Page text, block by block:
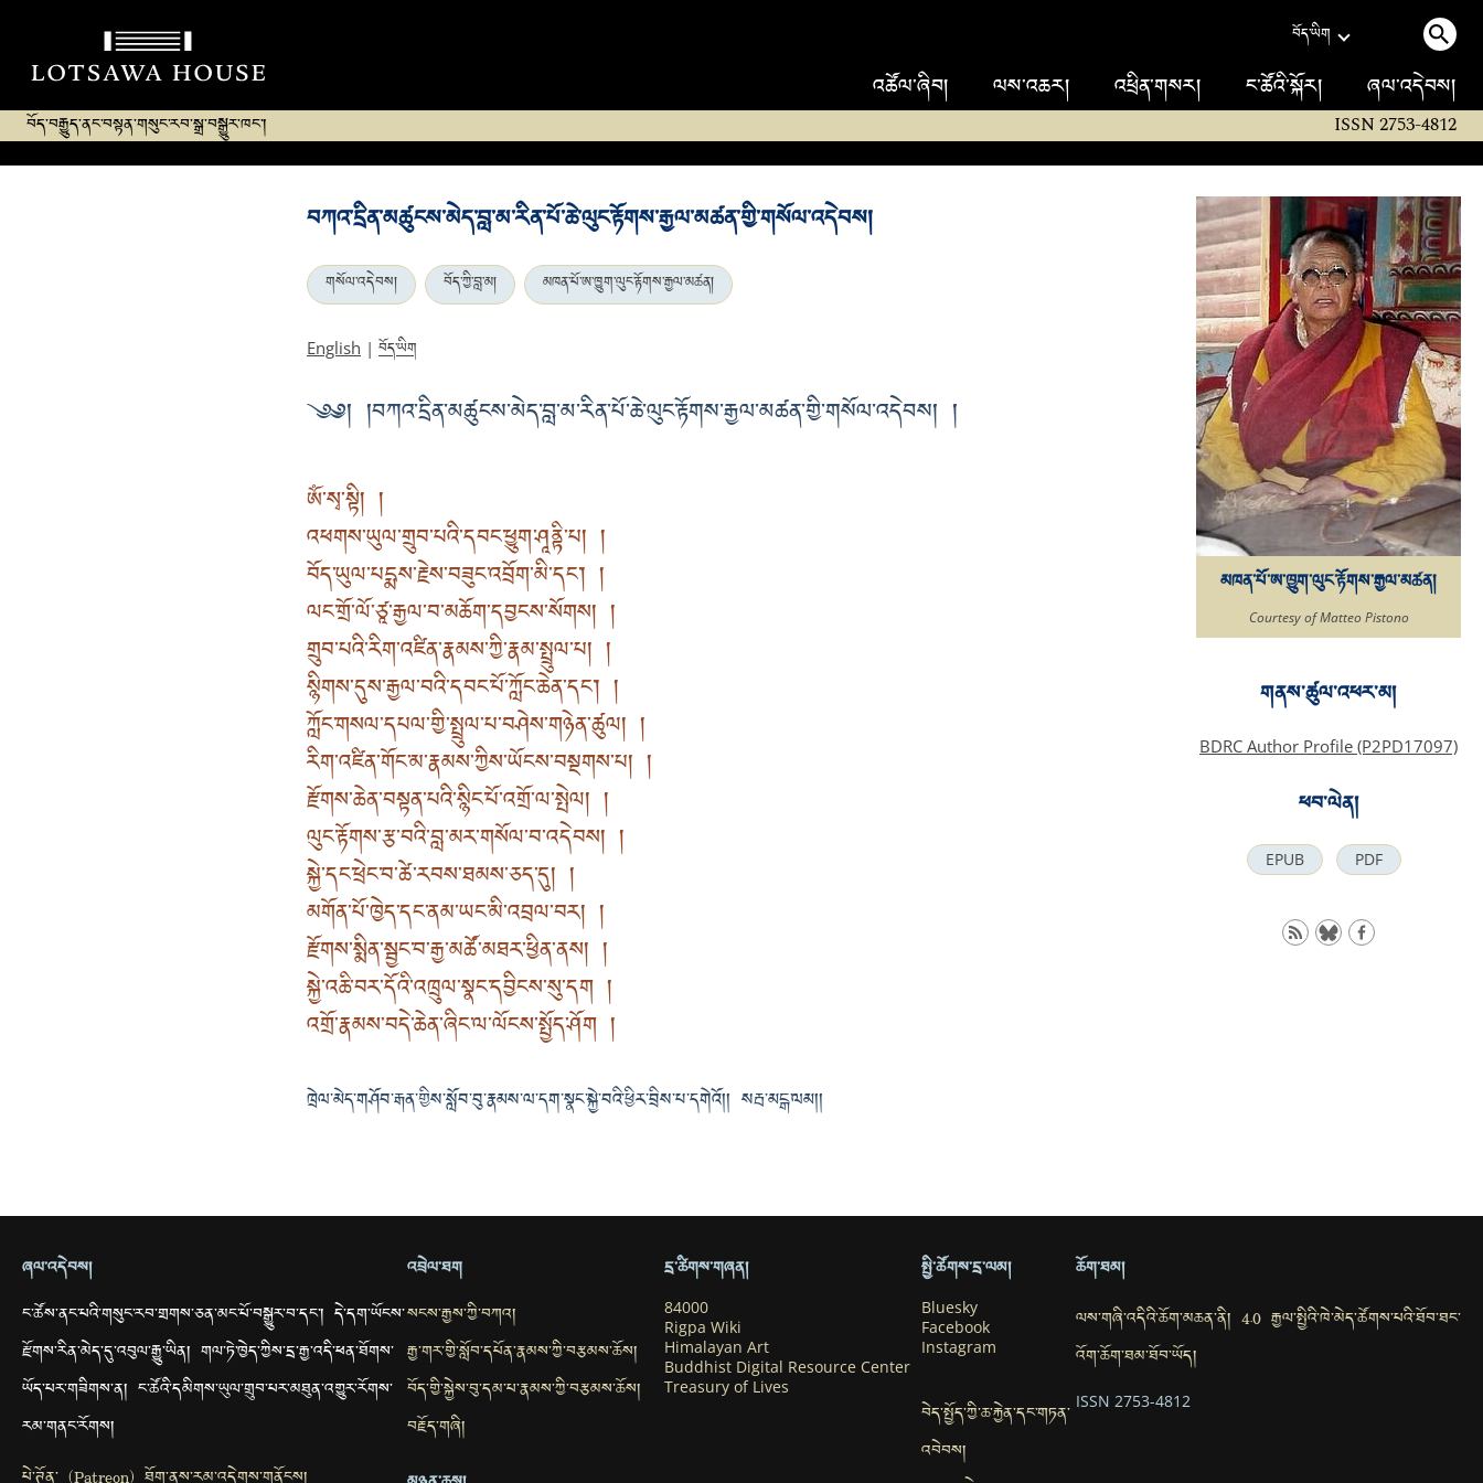
བོད་ཡིག
འཚོལ་ཞིབ། ལས་འཆར། འཕྲིན་གསར། ང་ཚོའི་སྐོར། ཞལ་འདེབས།
བོད་བརྒྱུད་ནང་བསྟན་གསུང་རབ་སྒྲ་བསྒྱུར་ཁང་། ISSN 2753-4812
བཀའ་དྲིན་མཚུངས་མེད་བླ་མ་རིན་པོ་ཆེ་ལུང་རྟོགས་རྒྱལ་མཚན་གྱི་གསོལ་འདེབས།
གསོལ་འདེབས། བོད་ཀྱི་བླ་མ། མཁན་པོ་ཨ་ཁྱུག་ལུང་རྟོགས་རྒྱལ་མཚན།
English | བོད་ཡིག
༄༅། །བཀའ་དྲིན་མཚུངས་མེད་བླ་མ་རིན་པོ་ཆེ་ལུང་རྟོགས་རྒྱལ་མཚན་གྱི་གསོལ་འདེབས། །
ཨོཾ་སྭ་སྟི། །
འཕགས་ཡུལ་གྲུབ་པའི་དབང་ཕྱུག་ཤཱནྟི་པ། །
བོད་ཡུལ་པདྨས་རྗེས་བཟུང་འབྲོག་མི་དང་། །
ལང་གྲོ་ལོ་ཙཱ་རྒྱལ་བ་མཆོག་དབྱངས་སོགས། །
གྲུབ་པའི་རིག་འཛིན་རྣམས་ཀྱི་རྣམ་སྤྲུལ་པ། །
སྙིགས་དུས་རྒྱལ་བའི་དབང་པོ་ཀློང་ཆེན་དང་། །
ཀློང་གསལ་དཔལ་གྱི་སྤྲུལ་པ་བཤེས་གཉེན་ཚུལ། །
རིག་འཛིན་གོང་མ་རྣམས་ཀྱིས་ཡོངས་བསྔགས་པ། །
རྫོགས་ཆེན་བསྟན་པའི་སྙིང་པོ་འགྲོ་ལ་སྤེལ། །
ལུང་རྟོགས་རྩ་བའི་བླ་མར་གསོལ་བ་འདེབས། །
སྐྱེ་དང་ཕྲེང་བ་ཚེ་རབས་ཐམས་ཅད་དུ། །
མགོན་པོ་ཁྱེད་དང་ནམ་ཡང་མི་འབྲལ་བར། །
རྫོགས་སྨིན་སྦྱང་བ་རྒྱ་མཚོ་མཐར་ཕྱིན་ནས། །
སྐྱེ་འཆི་བར་དོའི་འཁྲུལ་སྣང་དབྱིངས་སུ་དག །
འགྲོ་རྣམས་བདེ་ཆེན་ཞིང་ལ་ལོངས་སྤྱོད་ཤོག །
ཁྲེལ་མེད་གཤོབ་རྒན་གྱིས་སློབ་བུ་རྣམས་ལ་དག་སྣང་སྐྱེ་བའི་ཕྱིར་བྲིས་པ་དགེའོ།། སརྦ་མངྒ་ལམ།།
མཁན་པོ་ཨ་ཁྱུག་ལུང་རྟོགས་རྒྱལ་མཚན།
Courtesy of Matteo Pistono
གནས་ཚུལ་འཕར་མ།
BDRC Author Profile (P2PD17097)
ཕབ་ལེན།
EPUB PDF
ཞལ་འདེབས།
ང་ཚོས་ནང་པའི་གསུང་རབ་གྲགས་ཅན་མང་པོ་བསྒྱུར་བ་དང་། དེ་དག་ཡོངས་
རྫོགས་རིན་མེད་དུ་འབུལ་རྒྱུ་ཡིན། གལ་ཏེ་ཁྱེད་ཀྱིས་དྲ་རྒྱ་འདི་ཕན་ཐོགས་
ཡོད་པར་གཟིགས་ན། ང་ཚོའི་དམིགས་ཡུལ་གྲུབ་པར་མཐུན་འགྱུར་རོགས་
རམ་གནང་རོགས།
འབྲེལ་ཐག
སངས་རྒྱས་ཀྱི་བཀའ།
རྒྱ་གར་གྱི་སློབ་དཔོན་རྣམས་ཀྱི་བརྩམས་ཆོས།
བོད་གྱི་སྐྱེས་བུ་དམ་པ་རྣམས་ཀྱི་བརྩམས་ཆོས།
བརྗོད་གཞི།
དྲ་ཚིགས་གཞན།
84000
Rigpa Wiki
Himalayan Art
Buddhist Digital Resource Center
Treasury of Lives
སྤྱི་ཚོགས་དྲ་ལམ།
Bluesky
Facebook
Instagram
བེད་སྤྱོད་ཀྱི་ཆ་རྐྱེན་དང་གཏན་
འབེབས།
ཆོག་ཐམ།
ལས་གཞི་འདིའི་ཆོག་མཆན་ནི། 4.0 རྒྱལ་སྤྱིའི་ཁེ་མེད་ཚོགས་པའི་ཐོབ་ཐང་
འོག་ཆོག་ཐམ་ཐོབ་ཡོད།
ISSN 2753-4812